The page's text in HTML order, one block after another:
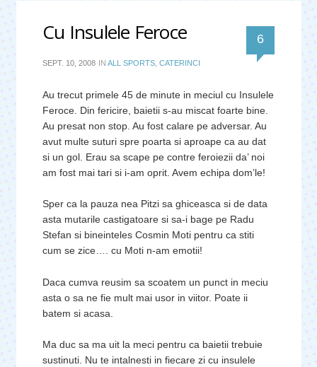
Cu Insulele Feroce 6
SEPT. 10, 2008 IN ALL SPORTS CATERINCI
Au trecut primele 45 de minute in meciul cu Insulele
Feroce. Din fericire, baietii s-au miscat foarte bine.
Au presat non stop. Au fost calare pe adversar. Au
avut multe suturi spre poarta si aproape ca au dat
si un gol. Erau sa scape pe contre feroiezii da’ noi
am fost mai tari si i-am oprit. Avem echipa dom’le!
Sper ca la pauza nea Pitzi sa ghiceasca si de data
asta mutarile castigatoare si sa-i bage pe Radu
Stefan si bineinteles Cosmin Moti pentru ca stiti
cum se zice…. cu Moti n-am emotii!
Daca cumva reusim sa scoatem un punct in meciu
asta o sa ne fie mult mai usor in viitor. Poate ii
batem si acasa.
Ma duc sa ma uit la meci pentru ca baietii trebuie
sustinuti. Nu te intalnesti in fiecare zi cu insulele